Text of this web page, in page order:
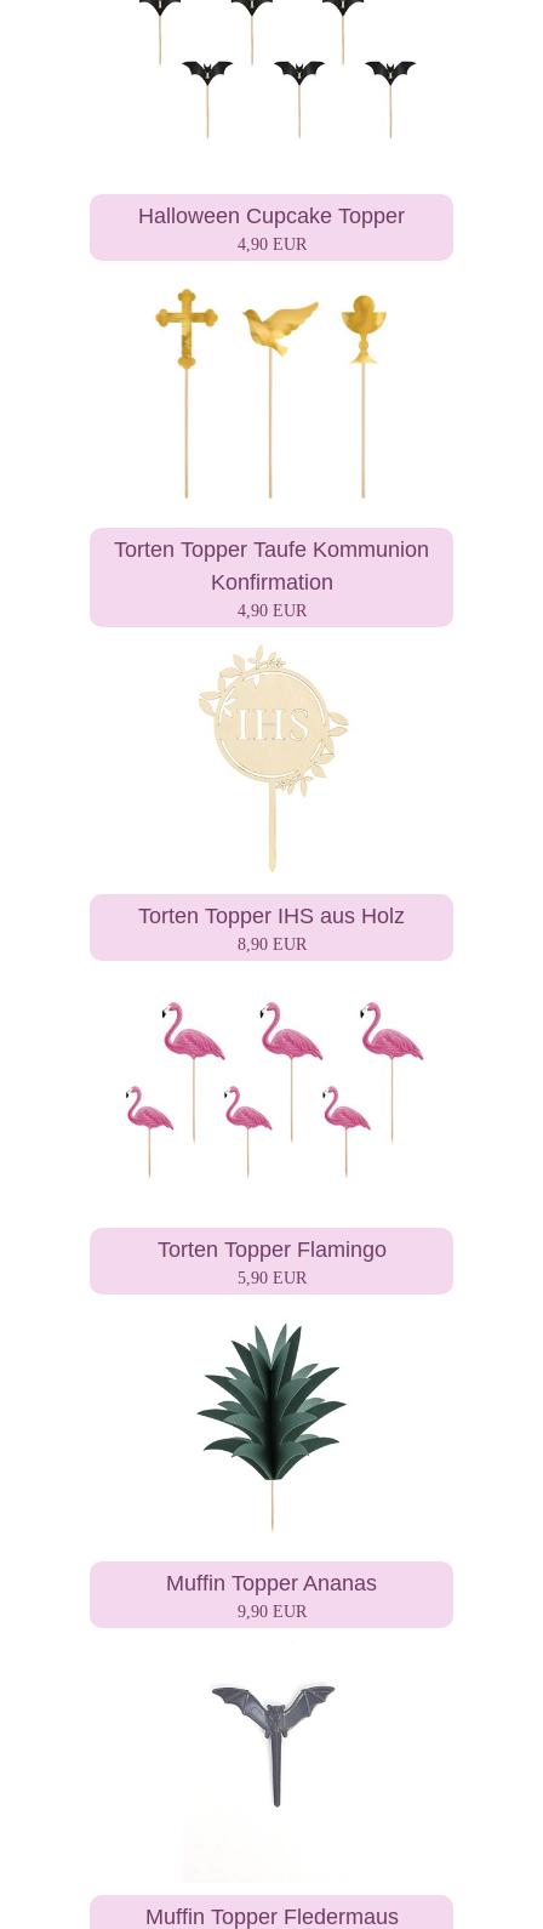
Halloween Cupcake Topper
4,90 EUR
Torten Topper Taufe Kommunion
Konfirmation
4,90 EUR
Torten Topper IHS aus Holz
8,90 EUR
Torten Topper Flamingo
5,90 EUR
Muffin Topper Ananas
9,90 EUR
Muffin Topper Fledermaus